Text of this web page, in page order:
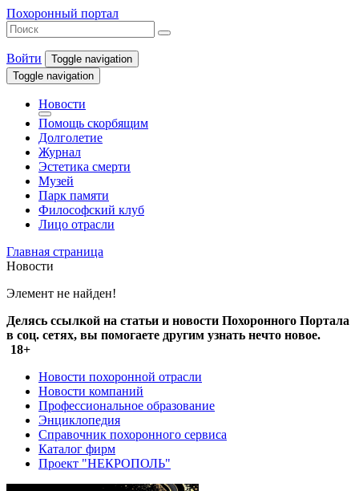
Похоронный портал
Войти
Toggle navigation
Toggle navigation
Новости
Помощь скорбящим
Долголетие
Журнал
Эстетика смерти
Музей
Парк памяти
Философский клуб
Лицо отрасли
Главная страница
Новости
Элемент не найден!
Делясь ссылкой на статьи и новости Похоронного Портала
в соц. сетях, вы помогаете другим узнать нечто новое.
18+
Новости похоронной отрасли
Новости компаний
Профессиональное образование
Энциклопедия
Справочник похоронного сервиса
Каталог фирм
Проект "НЕКРОПОЛЬ"